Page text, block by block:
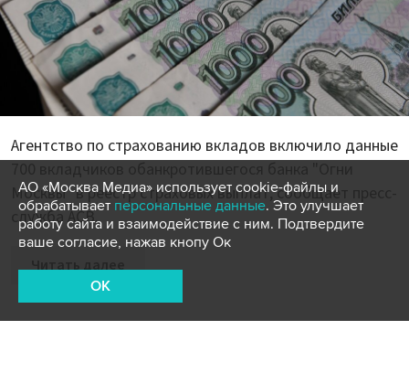
Агентство по страхованию вкладов включило данные
Москвы" в реестр страховых выплат, сообщает пресс-
служба АСВ.
Читать далее
АО «Москва Медиа» использует cookie-файлы и
обрабатывает персональные данные. Это улучшает
работу сайта и взаимодействие с ним. Подтвердите
ваше согласие, нажав кнопу Ок
OK